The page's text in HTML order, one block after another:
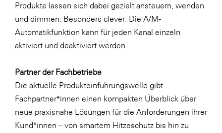
Produkte lassen sich dabei gezielt ansteuern, wenden
und dimmen. Besonders clever: Die A/M-
Automatikfunktion kann für jeden Kanal einzeln
aktiviert und deaktiviert werden.
Partner der Fachbetriebe
Die aktuelle Produkteinführungswelle gibt
Fachpartner*innen einen kompakten Überblick über
neue praxisnahe Lösungen für die Anforderungen ihrer
Kund*innen – von smartem Hitzeschutz bis hin zu